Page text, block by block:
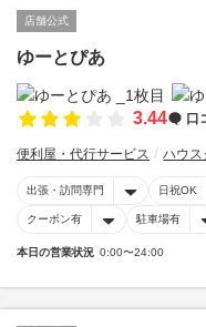
店舗公式
ゆーとぴあ
3.44 口
便利屋・代行サービス ハウス
出張・訪問専門 日祝OK
クーポン有 駐車場有
本日の営業状況 0:00〜24:00